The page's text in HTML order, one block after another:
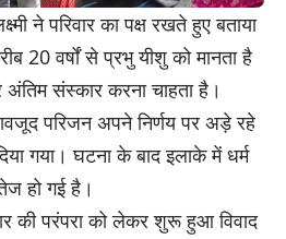
ने परिवार का पक्ष रखते हुए बताया
20 वर्षों से प्रभु यीशु को मानता है
संस्कार करना चाहता है।
परिजन अपने निर्णय पर अड़े रहे
गया। घटना के बाद इलाके में धर्म
हो गई है।
की परंपरा को लेकर शुरू हुआ विवाद